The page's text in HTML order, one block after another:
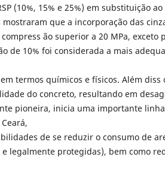
(10%, 15% e 25%) em substituição
que a incorporação das
ão superior a 20 MPa,
de 10% foi considerada a mais
termos químicos e físicos. Além
do concreto, resultando em
pioneira, inicia uma importante
de se reduzir o consumo de
legalmente protegidas), bem como